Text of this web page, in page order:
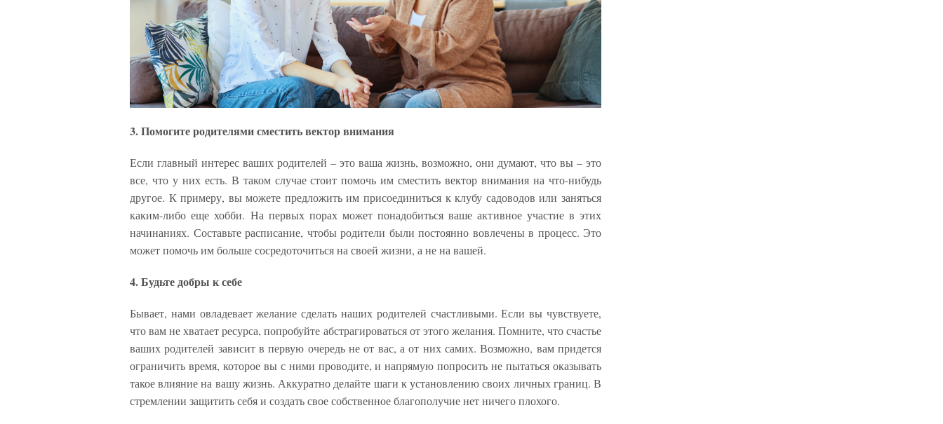
3. Помогите родителями сместить вектор внимания
Если главный интерес ваших родителей – это ваша жизнь, возможно, они думают, что вы – это
все, что у них есть. В таком случае стоит помочь им сместить вектор внимания на что-нибудь
другое. К примеру, вы можете предложить им присоединиться к клубу садоводов или заняться
каким-либо еще хобби. На первых порах может понадобиться ваше активное участие в этих
начинаниях. Составьте расписание, чтобы родители были постоянно вовлечены в процесс. Это
может помочь им больше сосредоточиться на своей жизни, а не на вашей.
4. Будьте добры к себе
Бывает, нами овладевает желание сделать наших родителей счастливыми. Если вы чувствуете,
что вам не хватает ресурса, попробуйте абстрагироваться от этого желания. Помните, что счастье
ваших родителей зависит в первую очередь не от вас, а от них самих. Возможно, вам придется
ограничить время, которое вы с ними проводите, и напрямую попросить не пытаться оказывать
такое влияние на вашу жизнь. Аккуратно делайте шаги к установлению своих личных границ. В
стремлении защитить себя и создать свое собственное благополучие нет ничего плохого.